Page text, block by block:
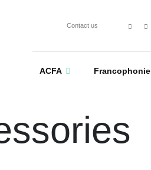
Contact us
ACFA Francophonie